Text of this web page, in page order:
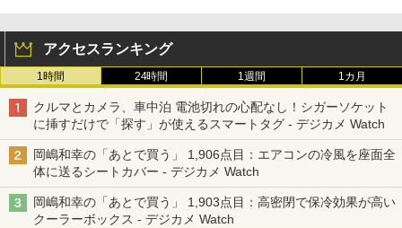
アクセスランキング
1時間 24時間 1週間 1カ月
クルマとカメラ、車中泊 電池切れの心配なし！シガーソケット
に挿すだけで「探す」が使えるスマートタグ - デジカメ Watch
岡嶋和幸の「あとで買う」 1,906点目：エアコンの冷風を座面全
体に送るシートカバー - デジカメ Watch
岡嶋和幸の「あとで買う」 1,903点目：高密閉で保冷効果が高い
クーラーボックス - デジカメ Watch